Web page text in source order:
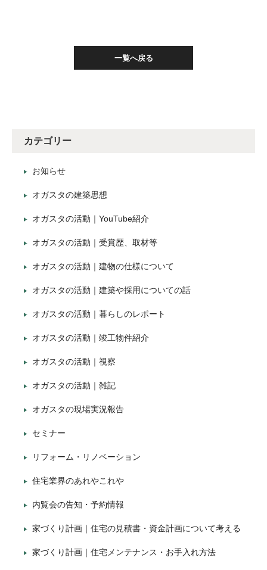
一覧へ戻る
カテゴリー
お知らせ
オガスタの建築思想
オガスタの活動｜YouTube紹介
オガスタの活動｜受賞歴、取材等
オガスタの活動｜建物の仕様について
オガスタの活動｜建築や採用についての話
オガスタの活動｜暮らしのレポート
オガスタの活動｜竣工物件紹介
オガスタの活動｜視察
オガスタの活動｜雑記
オガスタの現場実況報告
セミナー
リフォーム・リノベーション
住宅業界のあれやこれや
内覧会の告知・予約情報
家づくり計画｜住宅の見積書・資金計画について考える
家づくり計画｜住宅メンテナンス・お手入れ方法